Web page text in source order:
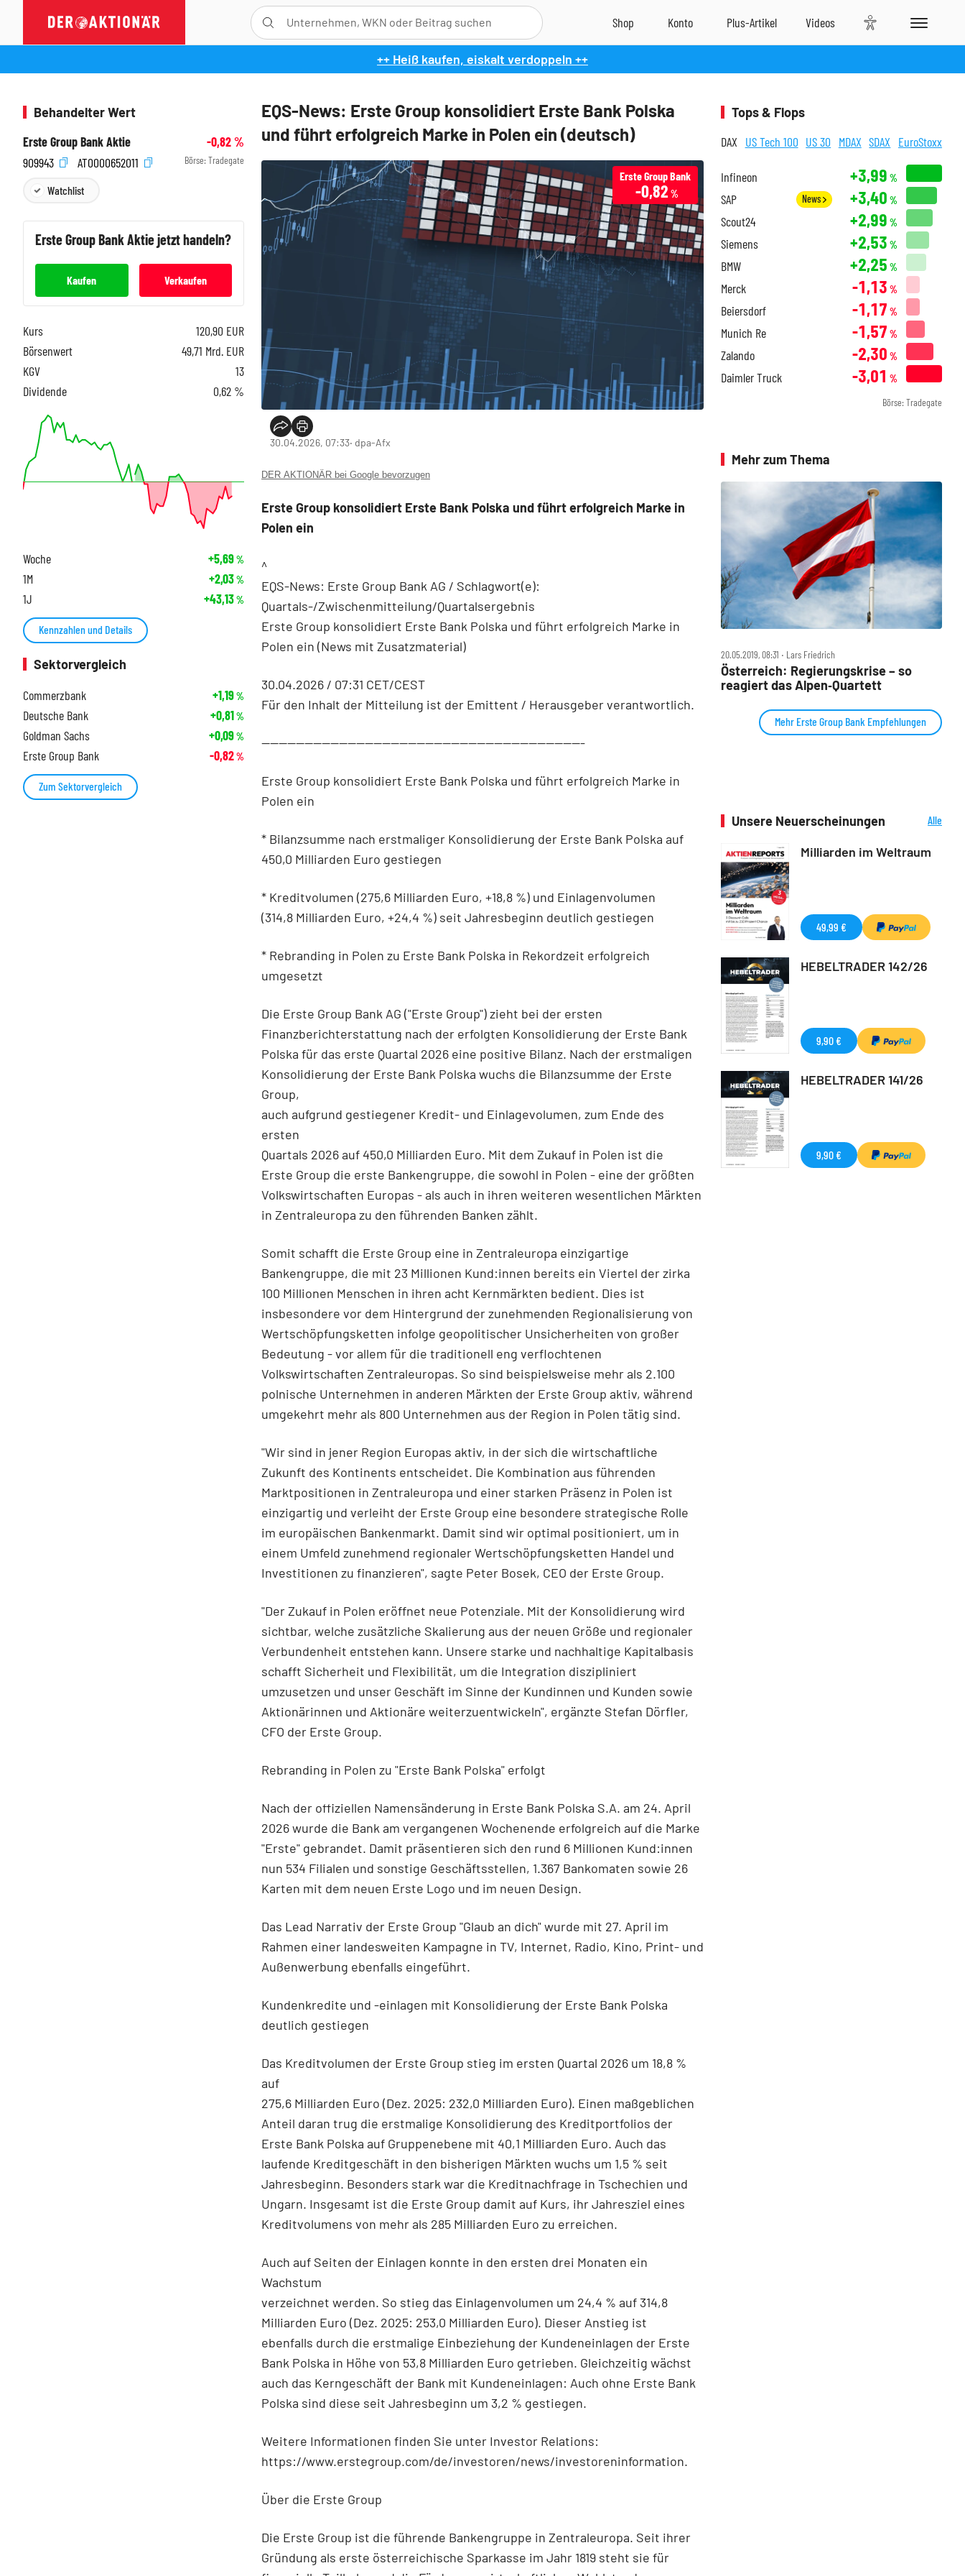
++ Heiß kaufen, eiskalt verdoppeln ++
EQS-News: Erste Group konsolidiert Erste Bank Polska
und führt erfolgreich Marke in Polen ein (deutsch)
Erste Group Bank
-0,82 %
30.04.2026, 07:33‧ dpa-Afx
DER AKTIONÄR bei Google bevorzugen
Erste Group konsolidiert Erste Bank Polska und führt erfolgreich Marke in
Polen ein
^
EQS-News: Erste Group Bank AG / Schlagwort(e):
Quartals-/Zwischenmitteilung/Quartalsergebnis
Erste Group konsolidiert Erste Bank Polska und führt erfolgreich Marke in
Polen ein (News mit Zusatzmaterial)
30.04.2026 / 07:31 CET/CEST
Für den Inhalt der Mitteilung ist der Emittent / Herausgeber verantwortlich.
---------------------------------------------------------------------------
Erste Group konsolidiert Erste Bank Polska und führt erfolgreich Marke in
Polen ein
* Bilanzsumme nach erstmaliger Konsolidierung der Erste Bank Polska auf
450,0 Milliarden Euro gestiegen
* Kreditvolumen (275,6 Milliarden Euro, +18,8 %) und Einlagenvolumen
(314,8 Milliarden Euro, +24,4 %) seit Jahresbeginn deutlich gestiegen
* Rebranding in Polen zu Erste Bank Polska in Rekordzeit erfolgreich
umgesetzt
Die Erste Group Bank AG ("Erste Group") zieht bei der ersten
Finanzberichterstattung nach der erfolgten Konsolidierung der Erste Bank
Polska für das erste Quartal 2026 eine positive Bilanz. Nach der erstmaligen
Konsolidierung der Erste Bank Polska wuchs die Bilanzsumme der Erste
Group,
auch aufgrund gestiegener Kredit- und Einlagevolumen, zum Ende des
ersten
Quartals 2026 auf 450,0 Milliarden Euro. Mit dem Zukauf in Polen ist die
Erste Group die erste Bankengruppe, die sowohl in Polen - eine der größten
Volkswirtschaften Europas - als auch in ihren weiteren wesentlichen Märkten
in Zentraleuropa zu den führenden Banken zählt.
Somit schafft die Erste Group eine in Zentraleuropa einzigartige
Bankengruppe, die mit 23 Millionen Kund:innen bereits ein Viertel der zirka
100 Millionen Menschen in ihren acht Kernmärkten bedient. Dies ist
insbesondere vor dem Hintergrund der zunehmenden Regionalisierung von
Wertschöpfungsketten infolge geopolitischer Unsicherheiten von großer
Bedeutung - vor allem für die traditionell eng verflochtenen
Volkswirtschaften Zentraleuropas. So sind beispielsweise mehr als 2.100
polnische Unternehmen in anderen Märkten der Erste Group aktiv, während
umgekehrt mehr als 800 Unternehmen aus der Region in Polen tätig sind.
"Wir sind in jener Region Europas aktiv, in der sich die wirtschaftliche
Zukunft des Kontinents entscheidet. Die Kombination aus führenden
Marktpositionen in Zentraleuropa und einer starken Präsenz in Polen ist
einzigartig und verleiht der Erste Group eine besondere strategische Rolle
im europäischen Bankenmarkt. Damit sind wir optimal positioniert, um in
einem Umfeld zunehmend regionaler Wertschöpfungsketten Handel und
Investitionen zu finanzieren", sagte Peter Bosek, CEO der Erste Group.
"Der Zukauf in Polen eröffnet neue Potenziale. Mit der Konsolidierung wird
sichtbar, welche zusätzliche Skalierung aus der neuen Größe und regionaler
Verbundenheit entstehen kann. Unsere starke und nachhaltige Kapitalbasis
schafft Sicherheit und Flexibilität, um die Integration diszipliniert
umzusetzen und unser Geschäft im Sinne der Kundinnen und Kunden sowie
Aktionärinnen und Aktionäre weiterzuentwickeln", ergänzte Stefan Dörfler,
CFO der Erste Group.
Rebranding in Polen zu "Erste Bank Polska" erfolgt
Nach der offiziellen Namensänderung in Erste Bank Polska S.A. am 24. April
2026 wurde die Bank am vergangenen Wochenende erfolgreich auf die Marke
"Erste" gebrandet. Damit präsentieren sich den rund 6 Millionen Kund:innen
nun 534 Filialen und sonstige Geschäftsstellen, 1.367 Bankomaten sowie 26
Karten mit dem neuen Erste Logo und im neuen Design.
Das Lead Narrativ der Erste Group "Glaub an dich" wurde mit 27. April im
Rahmen einer landesweiten Kampagne in TV, Internet, Radio, Kino, Print- und
Außenwerbung ebenfalls eingeführt.
Kundenkredite und -einlagen mit Konsolidierung der Erste Bank Polska
deutlich gestiegen
Das Kreditvolumen der Erste Group stieg im ersten Quartal 2026 um 18,8 %
auf
275,6 Milliarden Euro (Dez. 2025: 232,0 Milliarden Euro). Einen maßgeblichen
Anteil daran trug die erstmalige Konsolidierung des Kreditportfolios der
Erste Bank Polska auf Gruppenebene mit 40,1 Milliarden Euro. Auch das
laufende Kreditgeschäft in den bisherigen Märkten wuchs um 1,5 % seit
Jahresbeginn. Besonders stark war die Kreditnachfrage in Tschechien und
Ungarn. Insgesamt ist die Erste Group damit auf Kurs, ihr Jahresziel eines
Kreditvolumens von mehr als 285 Milliarden Euro zu erreichen.
Auch auf Seiten der Einlagen konnte in den ersten drei Monaten ein
Wachstum
verzeichnet werden. So stieg das Einlagenvolumen um 24,4 % auf 314,8
Milliarden Euro (Dez. 2025: 253,0 Milliarden Euro). Dieser Anstieg ist
ebenfalls durch die erstmalige Einbeziehung der Kundeneinlagen der Erste
Bank Polska in Höhe von 53,8 Milliarden Euro getrieben. Gleichzeitig wächst
auch das Kerngeschäft der Bank mit Kundeneinlagen: Auch ohne Erste Bank
Polska sind diese seit Jahresbeginn um 3,2 % gestiegen.
Weitere Informationen finden Sie unter Investor Relations:
https://www.erstegroup.com/de/investoren/news/investoreninformation.
Über die Erste Group
Die Erste Group ist die führende Bankengruppe in Zentraleuropa. Seit ihrer
Gründung als erste österreichische Sparkasse im Jahr 1819 steht sie für
Behandelter Wert
Erste Group Bank Aktie
-0,82%
909943
AT0000652011 Börse: Tradegate
Watchlist
Erste Group BankAktie jetzt handeln?
Kaufen Verkaufen
Kurs 120,90 EUR
Börsenwert
49,71 Mrd. EUR
KGV
13
Dividende
0,62 %
Woche +5,69%
1M +2,03%
1J +43,13%
Kennzahlen und Details
Sektorvergleich
Commerzbank
+1,19%
Deutsche Bank +0,81%
Goldman Sachs +0,09%
Erste Group Bank -0,82%
Zum Sektorvergleich
Tops & Flops
DAX US Tech 100 US 30 MDAX SDAX EuroStoxx
Infineon +3,99 %
SAP News +3,40 %
Scout24 +2,99 %
Siemens +2,53 %
BMW +2,25 %
Merck -1,13 %
Beiersdorf -1,17 %
Munich Re -1,57 %
Zalando -2,30 %
Daimler Truck -3,01 %
Börse: Tradegate
Mehr zum Thema
20.05.2019, 08:31 ‧ Lars Friedrich
Österreich: Regierungskrise – so
reagiert das Alpen‑Quartett
Mehr Erste Group Bank Empfehlungen
Unsere Neuerscheinungen
Alle
Milliarden im Weltraum
49,99 €
HEBELTRADER 142/26
9,90 €
HEBELTRADER 141/26
9,90 €